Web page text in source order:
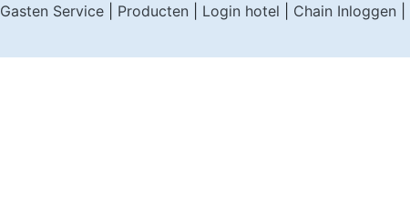
Gasten Service| Producten Login hotel Chain Inloggen